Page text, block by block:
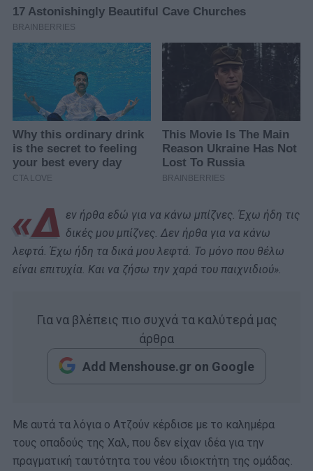
«Δ εν ήρθα εδώ για να κάνω μπίζνες. Έχω ήδη τις
δικές μου μπίζνες. Δεν ήρθα για να κάνω
λεφτά. Έχω ήδη τα δικά μου λεφτά. Το μόνο που θέλω
είναι επιτυχία. Και να ζήσω την χαρά του παιχνιδιού».
Για να βλέπεις πιο συχνά τα καλύτερά μας
άρθρα
Add Menshouse.gr on Google
Με αυτά τα λόγια ο Ατζούν κέρδισε με το καλημέρα
τους οπαδούς της Χαλ, που δεν είχαν ιδέα για την
πραγματική ταυτότητα του νέου ιδιοκτήτη της ομάδας.